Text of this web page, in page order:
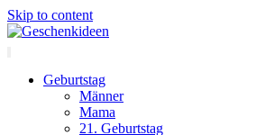
Skip to content
Geburtstag
Männer
Mama
21. Geburtstag